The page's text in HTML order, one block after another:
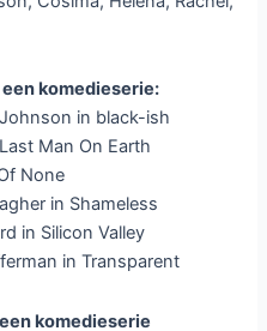
komedieserie:
in black-ish
Man On Earth
None
in Shameless
in Silicon Valley
in Transparent
komedieserie